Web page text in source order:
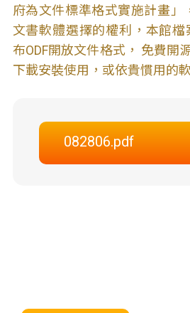
府為文件標準格式實施計畫」
文書軟體選擇的權利，本館
布ODF開放文件格式， 免費開
下載安裝使用，或依貴慣用的
082806.pdf